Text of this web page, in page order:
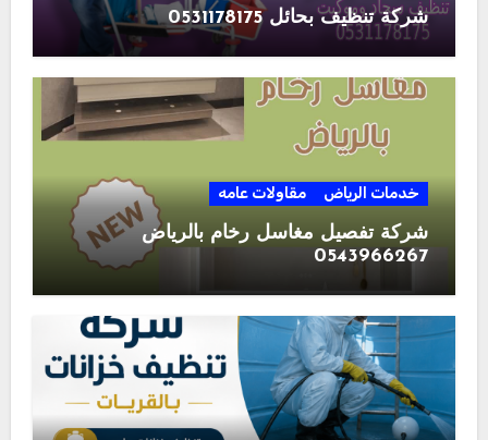
شركة تنظيف بحائل 0531178175
خدمات الرياض مقاولات عامه
شركة تفصيل مغاسل رخام بالرياض
0543966267